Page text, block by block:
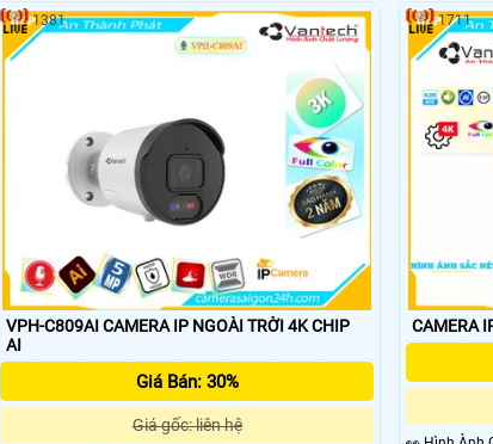
VPH-C809AI CAMERA IP NGOÀI TRỜI 4K CHIP
AI
Giá Bán: 30%
Giá gốc: liên hệ
1381
CAMERA
1711